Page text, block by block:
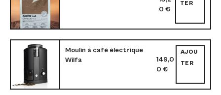
0€
TER
Moulin à café électrique
Wilfa
149,0
0€
AJOU
TER